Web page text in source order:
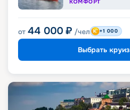
от 44 000 ₽ /чел +1 000
Выбрать круиз